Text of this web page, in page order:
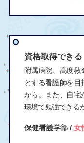
資格取得できる
附属病院、高度救
とする看護師を目
から。また、自宅
環境で勉強できる
保健看護学部 / 女